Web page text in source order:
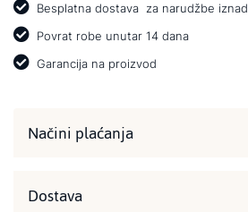
Besplatna dostava za narudžbe iznad
Povrat robe unutar 14 dana
Garancija na proizvod
Načini plaćanja
Dostava